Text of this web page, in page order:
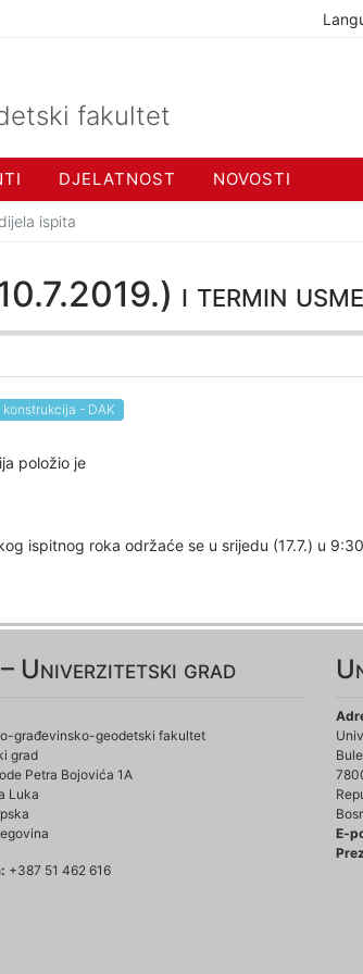
fakultet
DJELATNOST NOVOSTI
ispita
i termin
- DAK
položio je
ispitnog roka održaće se u srijedu (17.7.) u
Univerzitetski grad
građevinsko-geodetski fakultet
grad
Petra Bojovića 1A
Luka
+387 51 462 616
E-